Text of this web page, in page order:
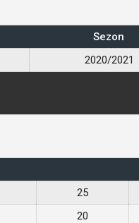
Sezon
2020/2021
25
20